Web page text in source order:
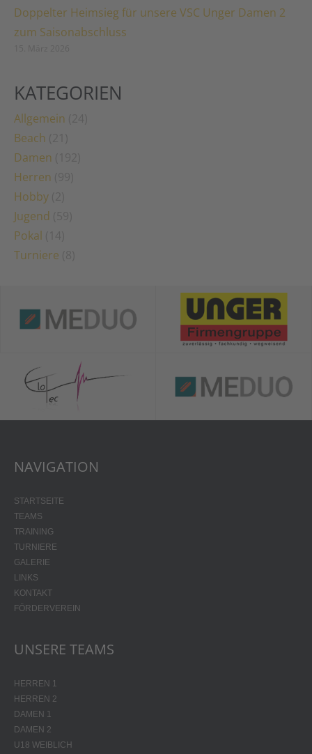
Doppelter Heimsieg für unsere VSC Unger Damen 2
zum Saisonabschluss
KATEGORIEN
Allgemein
Beach
Damen
Herren
Hobby
Jugend
Pokal
Turniere
NAVIGATION
STARTSEITE
TEAMS
TRAINING
TURNIERE
GALERIE
LINKS
KONTAKT
FÖRDERVEREIN
UNSERE TEAMS
HERREN 1
HERREN 2
DAMEN 1
DAMEN 2
U18 WEIBLICH